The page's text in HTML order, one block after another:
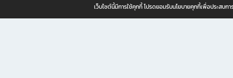
เว็บไซต์นี้มีการใช้คุกกี้ โปรดยอมรับนโยบายคุกกี้เพื่อประสบ